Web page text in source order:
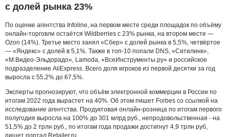
с долей рынка 23%
По оценке агентства Infoline, на первом месте среди площадок по объёму
онлайн-торговли остаётся Wildberries с 23% рынка, на втором месте —
Ozon (14%). Третье место занял «Сбер» с долей рынка в 5,5%, четвёртое
— «Яндекс» с долей в 5,1%. Также в топ-10 попали DNS, «Ситилинк»,
«М.Видео-Эльдорадо», Lamoda, «ВсеИнструменты.ру» и российское
подразделение AliExpress. Всего доля игроков из первой десятки за год
выросла с 55,2% до 67,5%.
Эксперты прогнозируют, что объём электронной коммерции в России по
итогам 2022 года вырастет на 40%. Об этом пишет Forbes со ссылкой на
исследование агентства. Продуктовая онлайн-розница по итогам первого
полугодия выросла на 100% до 301 млрд руб., непродовольственная - на
51,5% до 2 трлн руб., по итогам года продажи достигнут 4,9 трлн руб,
пишет портал Retailer.ru.